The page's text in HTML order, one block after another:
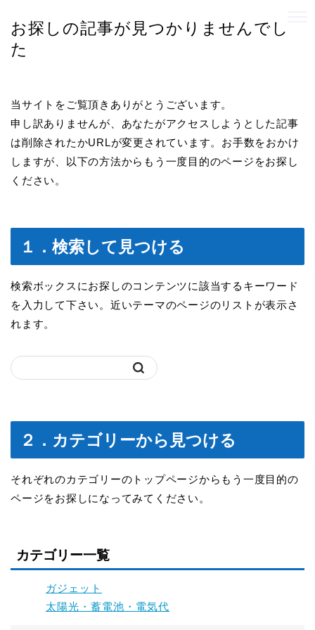
お探しの記事が見つかりませんでし
た
当サイトをご覧頂きありがとうございます。
申し訳ありませんが、あなたがアクセスしようとした記事
は削除されたかURLが変更されています。お手数をおかけ
しますが、以下の方法からもう一度目的のページをお探し
ください。
１．検索して見つける
検索ボックスにお探しのコンテンツに該当するキーワード
を入力して下さい。近いテーマのページのリストが表示さ
れます。
２．カテゴリーから見つける
それぞれのカテゴリーのトップページからもう一度目的の
ページをお探しになってみてください。
カテゴリー一覧
ガジェット
太陽光・蓄電池・電気代